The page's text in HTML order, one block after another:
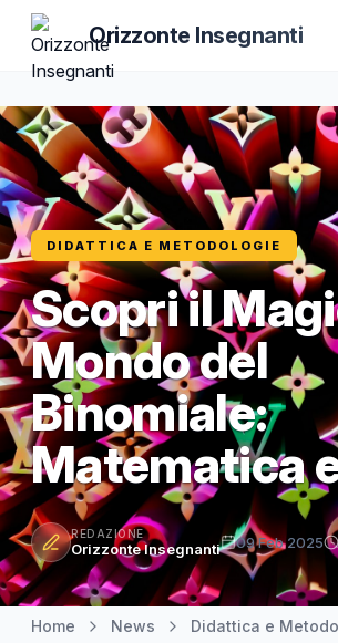
Orizzonte Insegnanti
DIDATTICA E METODOLOGIE
Scopri il
Mondo del
Binomiale:
Matematica
REDAZIONE
Orizzonte Insegnanti 09 Feb 2025
Home News Didattica e